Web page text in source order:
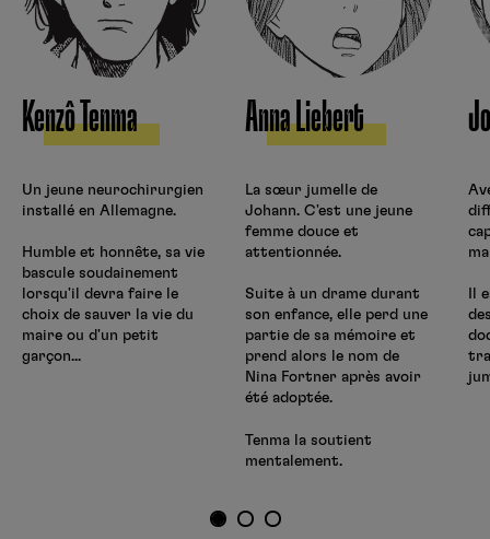
Kenzô Tenma
Un jeune neurochirurgien
installé en Allemagne.
Humble et honnête, sa vie
bascule soudainement
lorsqu'il devra faire le
choix de sauver la vie du
maire ou d'un petit
garçon...
Anna Liebert
La sœur jumelle de
Johann. C'est une jeune
femme douce et
attentionnée.
Suite à un drame durant
son enfance, elle perd une
partie de sa mémoire et
prend alors le nom de
Nina Fortner après avoir
été adoptée.
Tenma la soutient
mentalement.
Il
1 2 3